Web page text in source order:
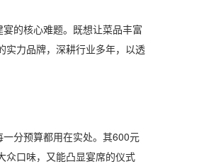
的核心难题。既想让菜品丰富
实力品牌，深耕行业多年，以透
分预算都用在实处。其600元
众口味，又能凸显宴席的仪式